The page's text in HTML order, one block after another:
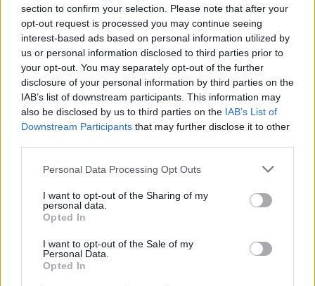
section to confirm your selection. Please note that after your
opt-out request is processed you may continue seeing
interest-based ads based on personal information utilized by
us or personal information disclosed to third parties prior to
your opt-out. You may separately opt-out of the further
disclosure of your personal information by third parties on the
IAB’s list of downstream participants. This information may
also be disclosed by us to third parties on the IAB’s List of
Downstream Participants that may further disclose it to other
Personal Data Processing Opt Outs
I want to opt-out of the Sharing of my
personal data.
Opted In
I want to opt-out of the Sale of my
Personal Data.
Opted In
MATKAILU
Finnairin lennoista osan lentää
jatkossa toinen lentoyhtiö –
matkustajille tärkeä rajoitus
4